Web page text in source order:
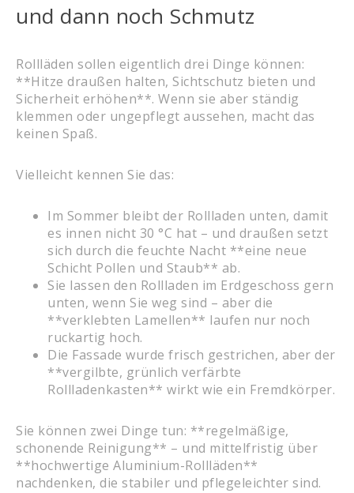
und dann noch Schmutz
Rollläden sollen eigentlich drei Dinge können:
**Hitze draußen halten, Sichtschutz bieten und
Sicherheit erhöhen**. Wenn sie aber ständig
klemmen oder ungepflegt aussehen, macht das
keinen Spaß.
Vielleicht kennen Sie das:
Im Sommer bleibt der Rollladen unten, damit
es innen nicht 30 °C hat – und draußen setzt
sich durch die feuchte Nacht **eine neue
Schicht Pollen und Staub** ab.
Sie lassen den Rollladen im Erdgeschoss gern
unten, wenn Sie weg sind – aber die
**verklebten Lamellen** laufen nur noch
ruckartig hoch.
Die Fassade wurde frisch gestrichen, aber der
**vergilbte, grünlich verfärbte
Rollladenkasten** wirkt wie ein Fremdkörper.
Sie können zwei Dinge tun: **regelmäßige,
schonende Reinigung** – und mittelfristig über
**hochwertige Aluminium-Rollläden**
nachdenken, die stabiler und pflegeleichter sind.